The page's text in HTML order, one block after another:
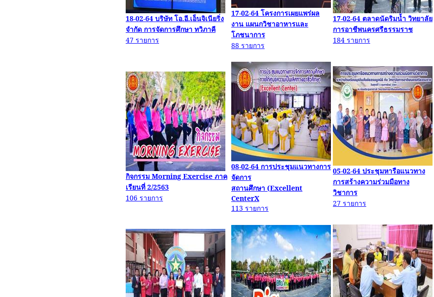
18-02-64 บริษัท โอ.อี.เอ็นจิเนียริ่ง
จำกัด การจัดการศึกษา ทวิภาคี
47 รายการ
17-02-64 โครงการเผยแพร่ผล
งาน แผนกวิชาอาหารและ
โภชนาการ
88 รายการ
17-02-64 ตลาดนัดริมน้ำ วิทยาลัย
การอาชีพนครศรีธรรมราช
184 รายการ
กิจกรรม Morning Exercise ภาค
เรียนที่ 2/2563
106 รายการ
08-02-64 การประชุมแนวทางการ
จัดการ
สถานศึกษา (Excellent
CenterX
113 รายการ
05-02-64 ประชุมหารือแนวทาง
การสร้างความร่วมมือทาง
วิชาการ
27 รายการ